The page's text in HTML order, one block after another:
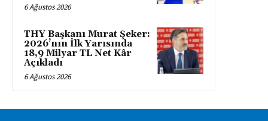
6 Ağustos 2026
THY Başkanı Murat Şeker:
2026’nın İlk Yarısında
18,9 Milyar TL Net Kâr
Açıkladı
6 Ağustos 2026